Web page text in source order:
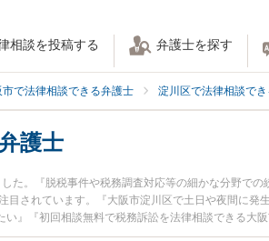
相談を投稿する 弁護士を探す
市で法律相談できる弁護士 淀川区で法律相談で
護士
た。『脱税事件や税務調査対応等の細かな分野で
されています。『大阪市淀川区で土日や夜間に発
い』『初回相談無料で税務訴訟を法律相談できる大